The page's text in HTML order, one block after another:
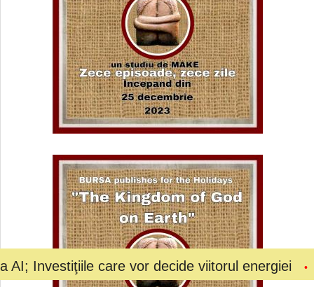
care vor decide viitorul energiei Bolojan a